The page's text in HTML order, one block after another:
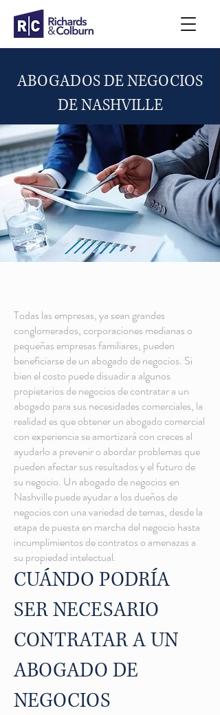
ABOGADOS DE NEGOCIOS
DE NASHVILLE
Todas las empresas, ya sean grandes
conglomerados, corporaciones medianas o
pequeñas empresas familiares, pueden
beneficiarse de un abogado de negocios. Si
bien el costo puede disuadir a algunos
propietarios de negocios de contratar a un
abogado para sus necesidades comerciales, la
realidad es que obtener un abogado comercial
con experiencia se amortizará con creces al
ayudarlo a prevenir o abordar problemas que
pueden afectar sus resultados y el futuro de
su negocio. Un abogado de negocios en
Nashville puede ayudar a los dueños de
negocios con una variedad de temas, desde la
etapa de puesta en marcha del negocio hasta
incumplimientos de contratos o amenazas a
su propiedad intelectual.
CUÁNDO PODRÍA
SER NECESARIO
CONTRATAR A UN
ABOGADO DE
NEGOCIOS